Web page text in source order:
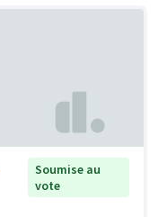
Soumise au
vote